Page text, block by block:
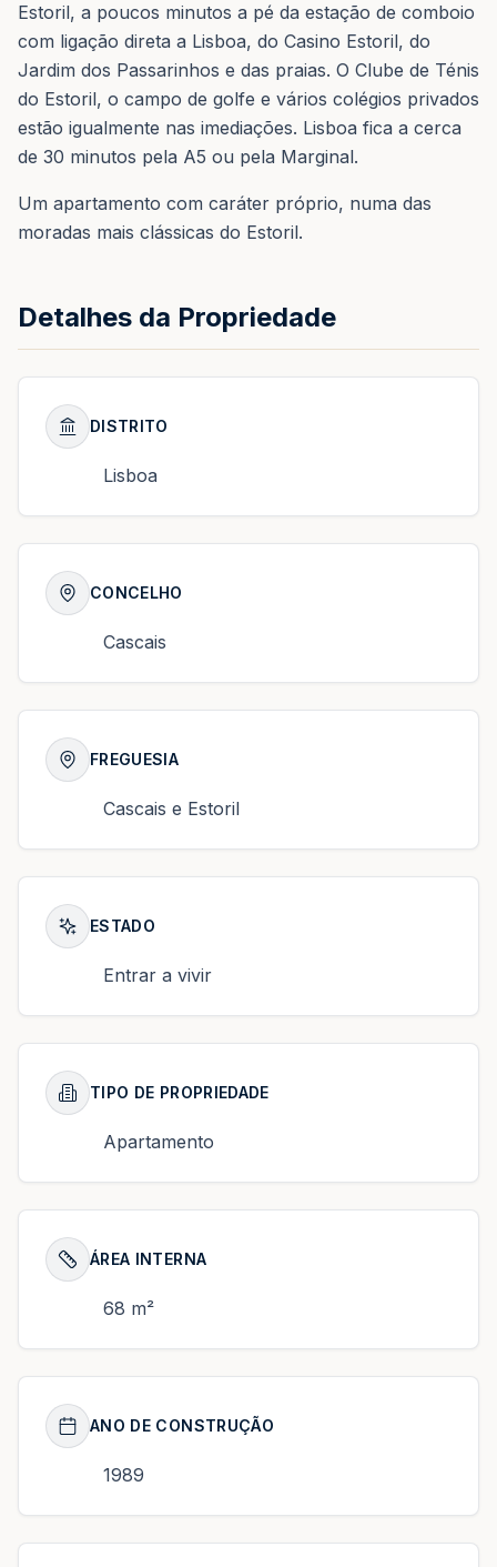
Estoril, a poucos minutos a pé da estação de comboio
com ligação direta a Lisboa, do Casino Estoril, do
Jardim dos Passarinhos e das praias. O Clube de Ténis
do Estoril, o campo de golfe e vários colégios privados
estão igualmente nas imediações. Lisboa fica a cerca
de 30 minutos pela A5 ou pela Marginal.
Um apartamento com caráter próprio, numa das
moradas mais clássicas do Estoril.
Detalhes da Propriedade
DISTRITO
Lisboa
CONCELHO
Cascais
FREGUESIA
Cascais e Estoril
ESTADO
Entrar a vivir
TIPO DE PROPRIEDADE
Apartamento
ÁREA INTERNA
68 m²
ANO DE CONSTRUÇÃO
1989